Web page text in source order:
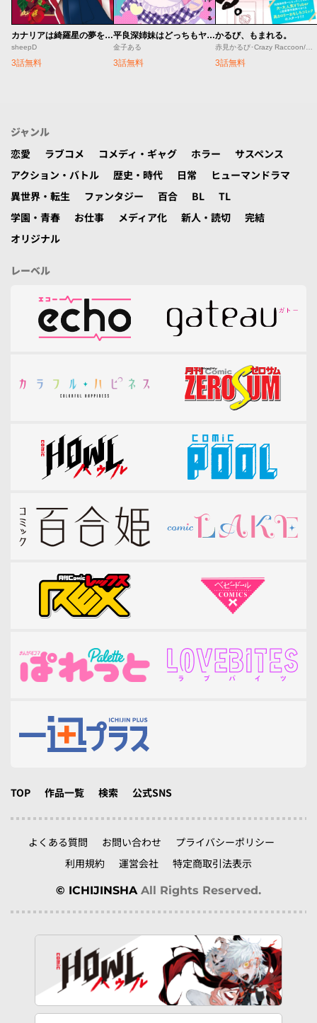
カナリアは綺羅星の夢をみる
sheepD
3話無料
平良深姉妹はどっちもヤんでる
金子ある
3話無料
かるび、もまれる。
赤見かるび･Crazy Raccoon/赤坂アカ･しろまんた/しろまんた
3話無料
ジャンル
恋愛
ラブコメ コメディ・ギャグ ホラー
サスペンス
アクション・バトル
歴史・時代 日常
ヒューマンドラマ
異世界・転生
ファンタジー 百合 BL
TL
学園・青春
お仕事 メディア化 新人・読切
完結
オリジナル
レーベル
TOP 作品一覧 検索 公式SNS
よくある質問 お問い合わせ
プライバシーポリシー
利用規約
運営会社 特定商取引法表示
© ICHIJINSHA All Rights Reserved.